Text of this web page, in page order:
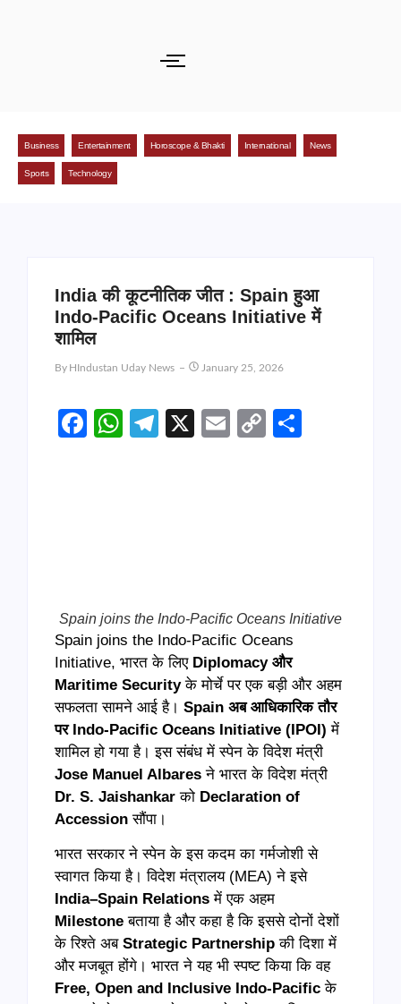
Business Entertainment Horoscope & Bhakti International News
Sports Technology
India की कूटनीतिक जीत : Spain हुआ
Indo-Pacific Oceans Initiative में
शामिल
By HIndustan Uday News January 25, 2026
Facebook
WhatsApp
Telegram
X EmailCopy
Spain joins the Indo-Pacific Oceans Initiative
Spain joins the Indo-Pacific Oceans
Initiative, भारत के लिए Diplomacy और
Maritime Securityके मोर्चे पर एक बड़ी और अहम
सफलता सामने आई है। Spain अब आधिकारिक तौर
पर Indo-Pacific Oceans Initiative (IPOI) में
शामिल हो गया है। इस संबंध में स्पेन के विदेश मंत्री
Jose Manuel Albares ने भारत के विदेश मंत्री
Dr. S. Jaishankar को Declaration of
Accession सौंपा।
भारत सरकार ने स्पेन के इस कदम का गर्मजोशी से
स्वागत किया है। विदेश मंत्रालय (MEA) ने इसे
India–Spain Relations में एक अहम
Milestone बताया है और कहा है कि इससे दोनों देशों
के रिश्ते अब Strategic Partnership की दिशा में
और मजबूत होंगे। भारत ने यह भी स्पष्ट किया कि वह
Free, Open and Inclusive Indo-Pacific के